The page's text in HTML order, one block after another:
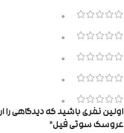
0
0
0
0
0
اولین نفری باشید که دیدگاهی را
عروسک سوتی فیل”